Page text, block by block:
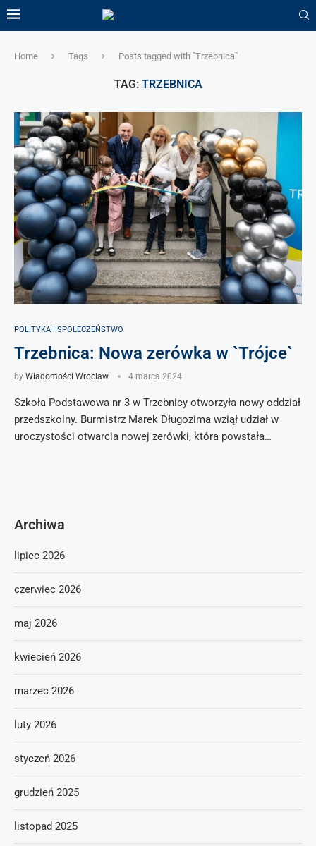
Home Tags Posts tagged with "Trzebnica"
TAG: TRZEBNICA
POLITYKA I SPOŁECZEŃSTWO
Trzebnica: Nowa zerówka w `Trójce`
by Wiadomości Wrocław 4 marca 2024
Szkoła Podstawowa nr 3 w Trzebnicy otworzyła nowy oddział
przedszkolny. Burmistrz Marek Długozima wziął udział w
uroczystości otwarcia nowej zerówki, która powstała…
Archiwa
lipiec 2026
czerwiec 2026
maj 2026
kwiecień 2026
marzec 2026
luty 2026
styczeń 2026
grudzień 2025
listopad 2025